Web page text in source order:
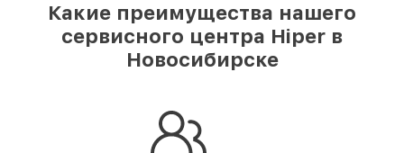
Какие преимущества нашего
сервисного центра Hiper в
Новосибирске